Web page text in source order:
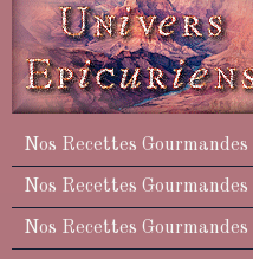
Nos Recettes
Nos Recettes
Nos Recettes